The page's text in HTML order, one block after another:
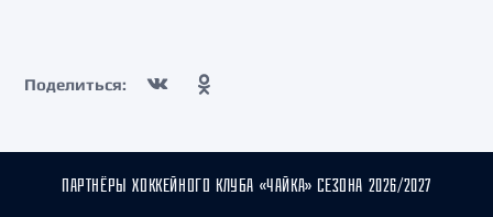
Поделиться:
ПАРТНЁРЫ ХОККЕЙНОГО КЛУБА «ЧАЙКА» СЕЗОНА 2026/2027